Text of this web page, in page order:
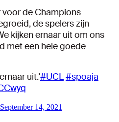
voor de Champions
de spelers zijn
kijken ernaar uit om ons
met een hele goede
uit.'#UCL#spoaja
September 14, 2021